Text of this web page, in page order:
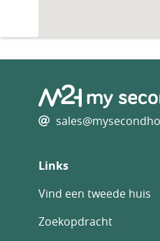
Links
Vind een tweede huis
Zoekopdracht